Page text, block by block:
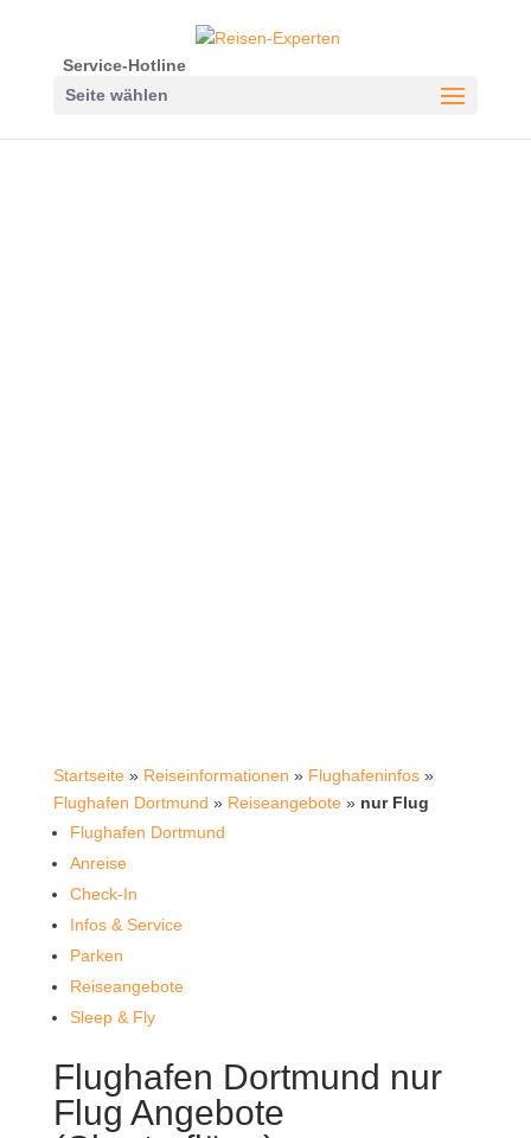
Service-Hotline
Seite wählen
Startseite» Reiseinformationen » Flughafeninfos»
Flughafen Dortmund » Reiseangebote» nur Flug
Flughafen Dortmund
Anreise
Check-In
Infos & Service
Parken
Reiseangebote
Sleep & Fly
Flughafen Dortmund nur
Flug Angebote